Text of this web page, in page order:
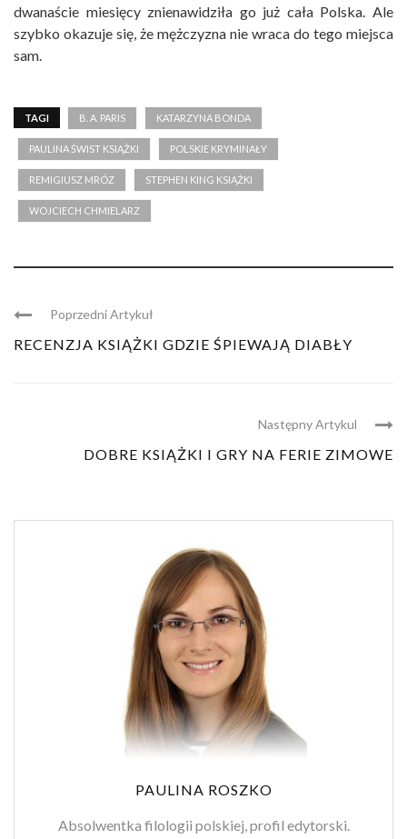
dwanaście miesięcy znienawidziła go już cała Polska. Ale
szybko okazuje się, że mężczyzna nie wraca do tego miejsca
sam.
TAGI B. A. PARIS KATARZYNA BONDA
PAULINA ŚWIST KSIĄŻKI POLSKIE KRYMINAŁY
REMIGIUSZ MRÓZ STEPHEN KING KSIĄŻKI
WOJCIECH CHMIELARZ
Poprzedni Artykuł
RECENZJA KSIĄŻKI GDZIE ŚPIEWAJĄ DIABŁY
Następny Artykul
DOBRE KSIĄŻKI I GRY NA FERIE ZIMOWE
PAULINA ROSZKO
Absolwentka filologii polskiej, profil edytorski.